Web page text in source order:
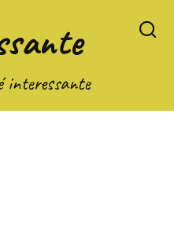
interessante